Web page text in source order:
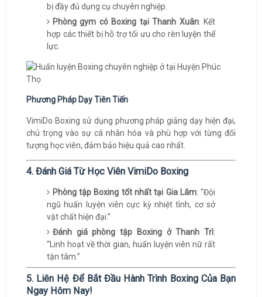
bị đầy đủ dụng cụ chuyên nghiệp.
Phòng gym có Boxing tại Thanh Xuân: Kết
hợp các thiết bị hỗ trợ tối ưu cho rèn luyện thể
lực.
Phương Pháp Dạy Tiên Tiến
VimiDo Boxing sử dụng phương pháp giảng dạy hiện đại,
chú trọng vào sự cá nhân hóa và phù hợp với từng đối
tượng học viên, đảm bảo hiệu quả cao nhất.
4. Đánh Giá Từ Học Viên VimiDo Boxing
Phòng tập Boxing tốt nhất tại Gia Lâm: “Đội
ngũ huấn luyện viên cực kỳ nhiệt tình, cơ sở
vật chất hiện đại.”
Đánh giá phòng tập Boxing ở Thanh Trì:
“Linh hoạt về thời gian, huấn luyện viên nữ rất
tận tâm.”
5. Liên Hệ Để Bắt Đầu Hành Trình Boxing Của Bạn
Ngay Hôm Nay!